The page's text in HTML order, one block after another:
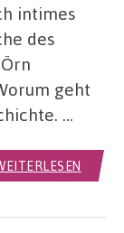
intimes
des
geht
…